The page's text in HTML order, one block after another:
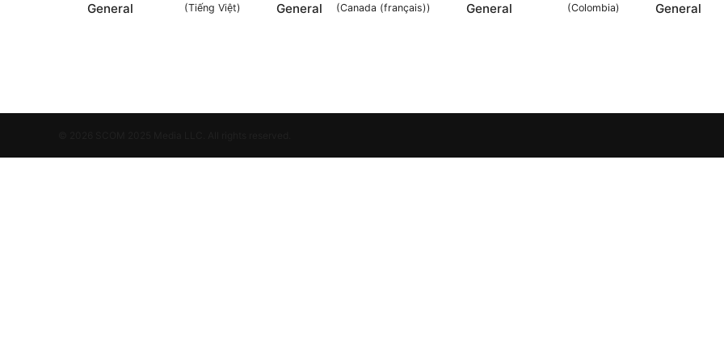
General (Tiếng Việt) General (Canada (français)) General (Colombia) General